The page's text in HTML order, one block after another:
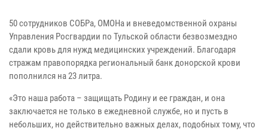
50 сотрудников СОБРа, ОМОНа и вневедомственной охраны
Управления Росгвардии по Тульской области безвозмездно
сдали кровь для нужд медицинских учреждений. Благодаря
стражам правопорядка региональный банк донорской крови
пополнился на 23 литра.
«Это наша работа – защищать Родину и ее граждан, и она
заключается не только в ежедневной службе, но и пусть в
небольших, но действительно важных делах, подобных тому, что